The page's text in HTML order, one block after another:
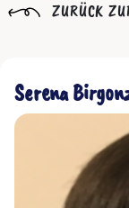
ZURÜCK
Serena